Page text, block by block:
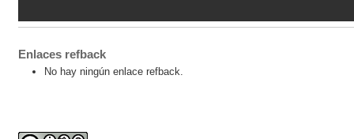
Enlaces refback
No hay ningún enlace refback.